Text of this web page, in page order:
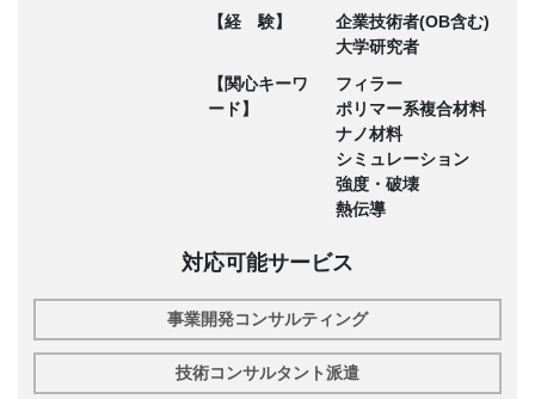
【経 験】
企業技術者(OB含む)
大学研究者
【関心キーワ
ード】
フィラー
ポリマー系複合材料
ナノ材料
シミュレーション
強度・破壊
熱伝導
対応可能サービス
事業開発コンサルティング
技術コンサルタント派遣